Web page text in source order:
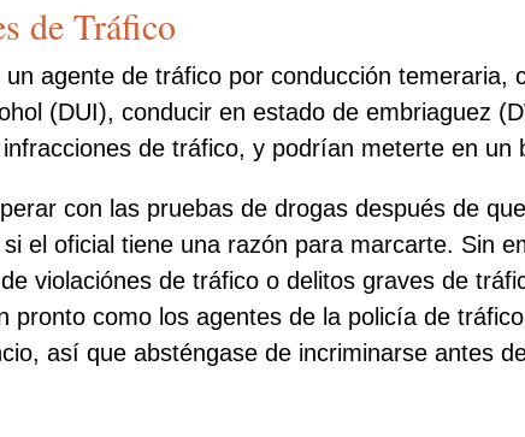
de Tráfico
agente de tráfico por conducción temeraria,
(DUI), conducir en estado de embriaguez
de tráfico, y podrían meterte en un
con las pruebas de drogas después de
el oficial tiene una razón para marcarte. Sin
violaciónes de tráfico o delitos graves de
pronto como los agentes de la policía de
así que absténgase de incriminarse antes